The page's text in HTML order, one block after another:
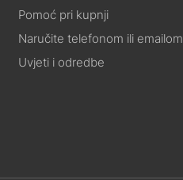
Pomoć pri kupnji
Naručite telefonom ili emailom
Uvjeti i odredbe